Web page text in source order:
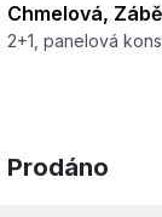
Chmelová,
2+1, panelová
Prodáno